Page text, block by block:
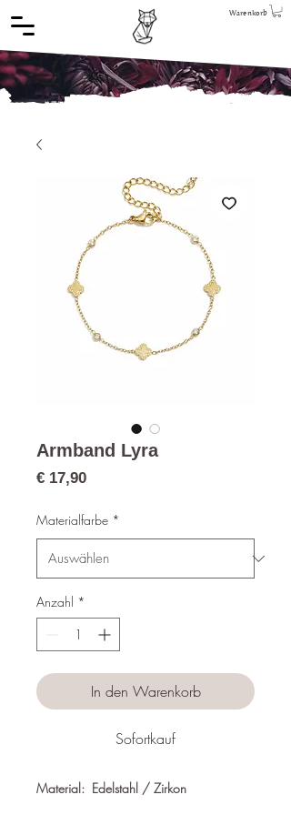
Warenkorb
Armband Lyra
€ 17,90Preis
Materialfarbe *
Anzahl *
In den Warenkorb
Sofortkauf
Material: Edelstahl / Zirkon